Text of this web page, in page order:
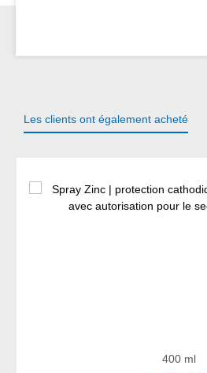
Les clients ont également acheté
400 ml